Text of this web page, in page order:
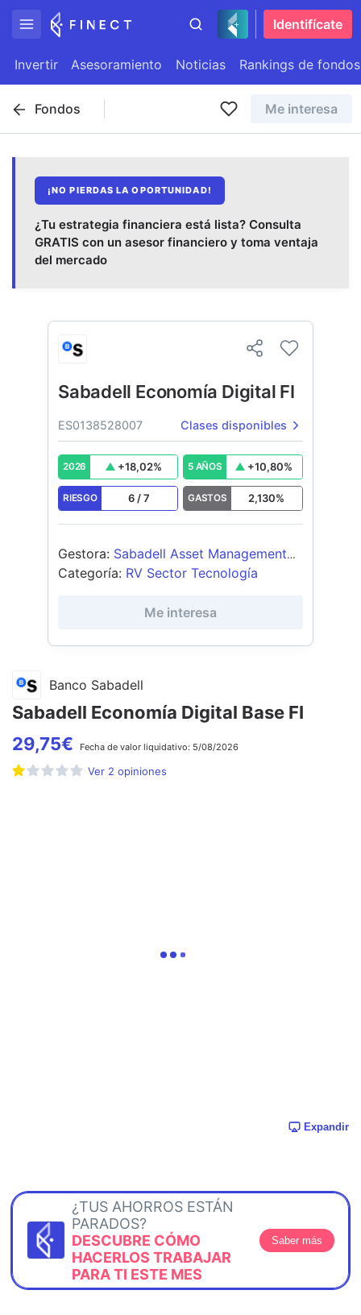
Identifícate
Invertir Asesoramiento Noticias Rankings de fondos
Fondos Me interesa
¡NO PIERDAS LA OPORTUNIDAD!
¿Tu estrategia financiera está lista? Consulta
GRATIS con un asesor financiero y toma ventaja
del mercado
Banco Sabadell
Sabadell Economía Digital Base FI
29,75€ Fecha de valor liquidativo: 5/08/2026
Ver 2 opiniones
Expandir
¿TUS AHORROS ESTÁN
PARADOS?
DESCUBRE CÓMO
HACERLOS TRABAJAR
PARA TI ESTE MES
Saber más
Sabadell Economía Digital FI
ES0138528007 Clases disponibles
2026 +18,02% 5 AÑOS +10,80%
RIESGO 6 /7 GASTOS 2,130%
Gestora: Sabadell Asset Management
SA SGIIC
Categoría: RV Sector Tecnología
Me interesa